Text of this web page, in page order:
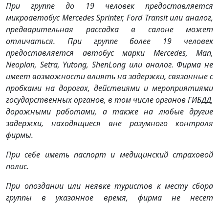
При группе до 19 человек предоставляется
микроавтобус Mercedes Sprinter, Ford Transit или аналог,
предварительная рассадка в салоне может
отличаться. При группе более 19 человек
предоставляется автобус марки Mercedes, Man,
Neoplan, Setra, Yutong, ShenLong или аналог. Фирма не
имеет возможности влиять на задержки, связанные с
пробками на дорогах, действиями и мероприятиями
государственных органов, в том числе органов ГИБДД,
дорожными работами, а также на любые другие
задержки, находящиеся вне разумного контроля
фирмы.
При себе иметь паспорт и медицинский страховой
полис.
При опоздании или неявке туристов к месту сбора
группы в указанное время, фирма не несет